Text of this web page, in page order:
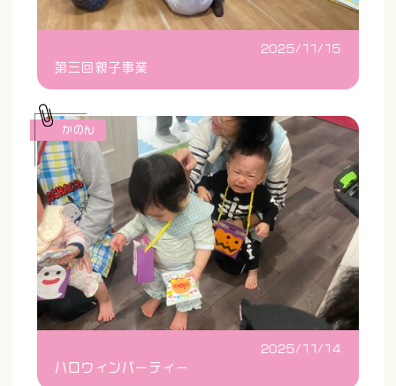
2025/11/15
第三回親子事業
2025/11/14
ハロウィンパーティー
かのん